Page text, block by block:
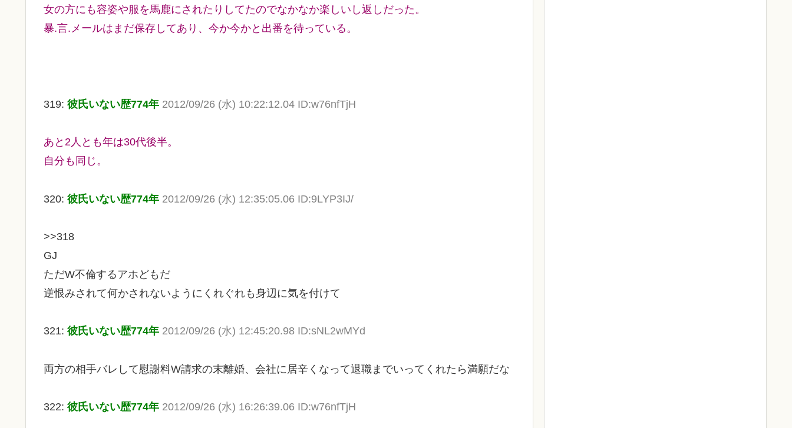
女の方にも容姿や服を馬鹿にされたりしてたのでなかなか楽しいし返しだった。
暴.言.メールはまだ保存してあり、今か今かと出番を待っている。
319: 彼氏いない歴774年 2012/09/26 (水) 10:22:12.04 ID:w76nfTjH
あと2人とも年は30代後半。
自分も同じ。
320: 彼氏いない歴774年 2012/09/26 (水) 12:35:05.06 ID:9LYP3IJ/
>>318
GJ
ただW不倫するアホどもだ
逆恨みされて何かされないようにくれぐれも身辺に気を付けて
321: 彼氏いない歴774年 2012/09/26 (水) 12:45:20.98 ID:sNL2wMYd
両方の相手バレして慰謝料W請求の末離婚、会社に居辛くなって退職までいってくれたら満願だな
322: 彼氏いない歴774年 2012/09/26 (水) 16:26:39.06 ID:w76nfTjH